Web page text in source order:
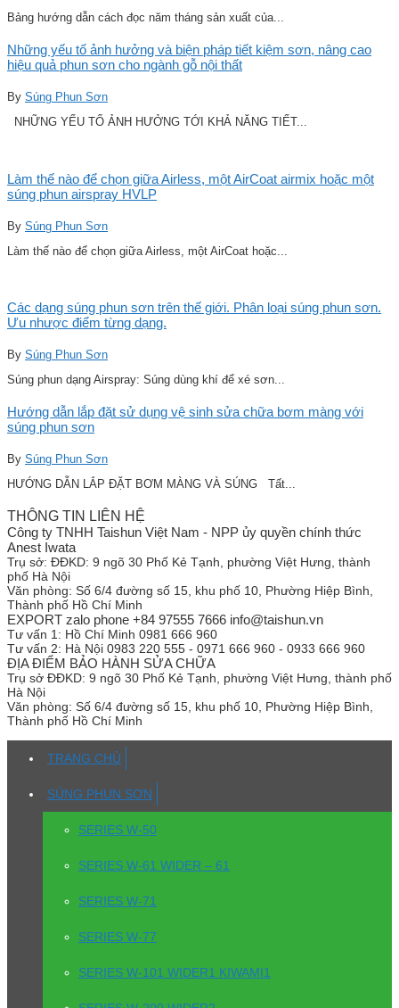
Bảng hướng dẫn cách đọc năm tháng sản xuất của...
Những yếu tố ảnh hưởng và biện pháp tiết kiệm sơn, nâng cao
hiệu quả phun sơn cho ngành gỗ nội thất
By Súng Phun Sơn
NHỮNG YẾU TỐ ẢNH HƯỞNG TỚI KHẢ NĂNG TIẾT...
Làm thế nào để chọn giữa Airless, một AirCoat airmix hoặc một
súng phun airspray HVLP
By Súng Phun Sơn
Làm thế nào để chọn giữa Airless, một AirCoat hoặc...
Các dạng súng phun sơn trên thế giới. Phân loại súng phun sơn.
Ưu nhược điểm từng dạng.
By Súng Phun Sơn
Súng phun dạng Airspray: Súng dùng khí để xé sơn...
Hướng dẫn lắp đặt sử dụng vệ sinh sửa chữa bơm màng với
súng phun sơn
By Súng Phun Sơn
HƯỚNG DẪN LẮP ĐẶT BƠM MÀNG VÀ SÚNG Tất...
THÔNG TIN LIÊN HỆ
Công ty TNHH Taishun Việt Nam - NPP ủy quyền chính thức
Anest Iwata
Trụ sở: ĐĐKD: 9 ngõ 30 Phố Kẻ Tạnh, phường Việt Hưng, thành
phố Hà Nội
Văn phòng: Số 6/4 đường số 15, khu phố 10, Phường Hiệp Bình,
Thành phố Hồ Chí Minh
EXPORT zalo phone +84 97555 7666 info@taishun.vn
Tư vấn 1: Hồ Chí Minh 0981 666 960
Tư vấn 2: Hà Nội 0983 220 555 - 0971 666 960 - 0933 666 960
ĐỊA ĐIỂM BẢO HÀNH SỬA CHỮA
Trụ sở ĐĐKD: 9 ngõ 30 Phố Kẻ Tạnh, phường Việt Hưng, thành phố
Hà Nội
Văn phòng: Số 6/4 đường số 15, khu phố 10, Phường Hiệp Bình,
Thành phố Hồ Chí Minh
TRANG CHỦ
SÚNG PHUN SƠN
SERIES W-50
SERIES W-61 WIDER – 61
SERIES W-71
SERIES W-77
SERIES W-101 WIDER1 KIWAMI1